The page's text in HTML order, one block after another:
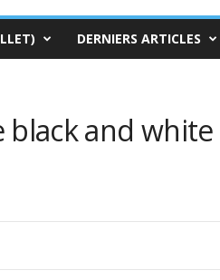
DERNIERS ARTICLES
black and white